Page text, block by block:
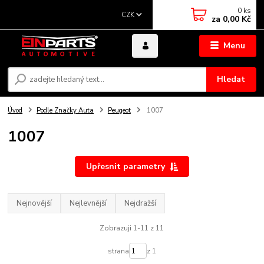
Menu
CZK
Hledat
0 ks
za 0,00 Kč
Úvod Podle Značky Auta Peugeot 1007
1007
Upřesnit parametry
Nejnovější Nejlevnější Nejdražší
Zobrazuji 1-11 z 11
strana z 1